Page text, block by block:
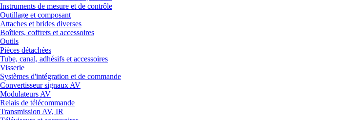
Instruments de mesure et de contrôle
Outillage et composant
Attaches et brides diverses
Boîtiers, coffrets et accessoires
Outils
Pièces détachées
Tube, canal, adhésifs et accessoires
Visserie
Systèmes d'intégration et de commande
Convertisseur signaux AV
Modulateurs AV
Relais de télécommande
Transmission AV, IR